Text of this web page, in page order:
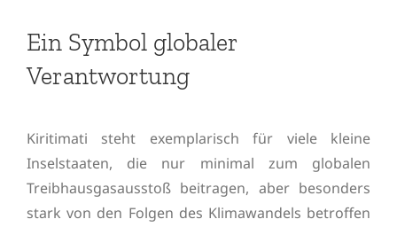
Ein Symbol globaler
Verantwortung
Kiritimati steht exemplarisch für viele kleine
Inselstaaten, die nur minimal zum globalen
Treibhausgasausstoß beitragen, aber besonders
stark von den Folgen des Klimawandels betroffen